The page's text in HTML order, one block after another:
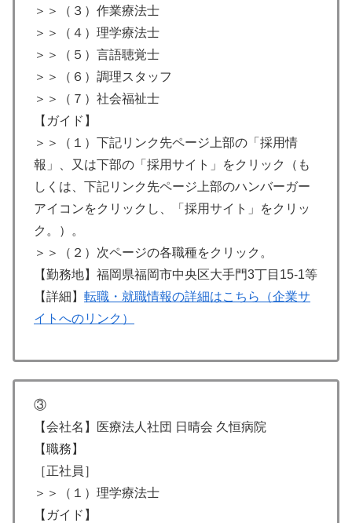
＞＞（３）作業療法士
＞＞（４）理学療法士
＞＞（５）言語聴覚士
＞＞（６）調理スタッフ
＞＞（７）社会福祉士
【ガイド】
＞＞（１）下記リンク先ページ上部の「採用情
報」、又は下部の「採用サイト」をクリック（も
しくは、下記リンク先ページ上部のハンバーガー
アイコンをクリックし、「採用サイト」をクリッ
ク。）。
＞＞（２）次ページの各職種をクリック。
【勤務地】福岡県福岡市中央区大手門3丁目15-1等
【詳細】 転職・就職情報の詳細はこちら（企業サ
イトへのリンク）
③
【会社名】医療法人社団 日晴会 久恒病院
【職務】
［正社員］
＞＞（１）理学療法士
【ガイド】